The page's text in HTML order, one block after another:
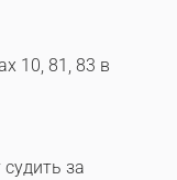
10, 81, 83 в
за